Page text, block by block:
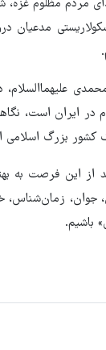
مردم مظلوم
مدعیان
علیهماالسلام،
در ایران است،
کشور بزرگ
این فرصت به
جوان،
باشیم.